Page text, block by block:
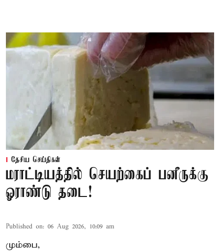
தேசிய செய்திகள்
மராட்டியத்தில் செயற்கைப் பனீருக்கு
ஓராண்டு தடை!
Published on: 06 Aug 2026, 10:09 am
மும்பை,